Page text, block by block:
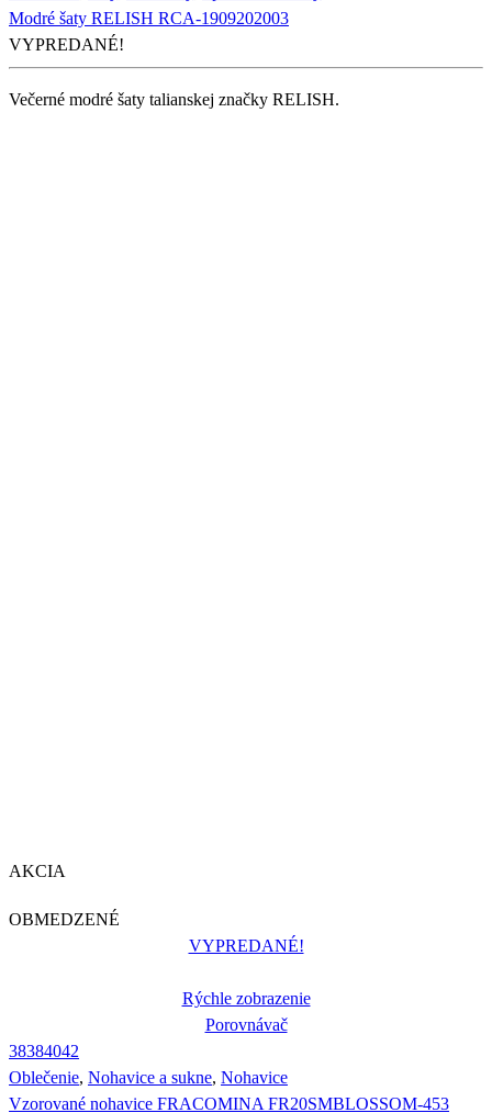
Modré šaty RELISH RCA-1909202003
VYPREDANÉ!
Večerné modré šaty talianskej značky RELISH.
AKCIA
OBMEDZENÉ
VYPREDANÉ!
Rýchle zobrazenie
Porovnávač
38384042
Oblečenie, Nohavice a sukne, Nohavice
Vzorované nohavice FRACOMINA FR20SMBLOSSOM-453